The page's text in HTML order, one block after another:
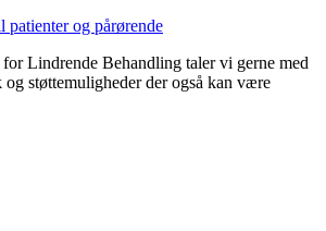
og pårørende
Lindrende Behandling taler vi gerne med
støttemuligheder der også kan være